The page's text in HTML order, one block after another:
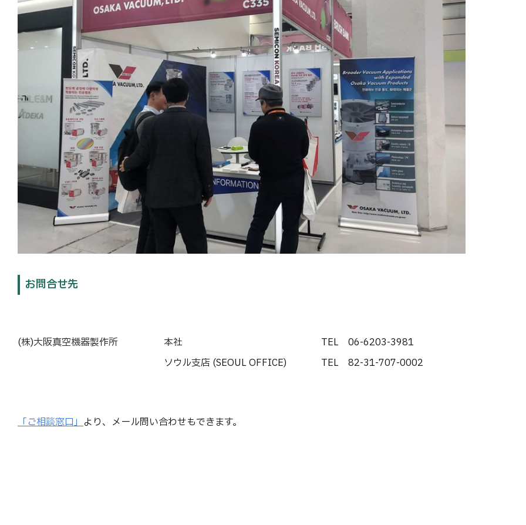
お問合せ先
(株)大阪真空機器製作所 本社
TEL 06-6203-3981
ソウル支店 (SEOUL OFFICE)
TEL 82-31-707-0002
「ご相談窓口」 より、メール問い合わせもできます。